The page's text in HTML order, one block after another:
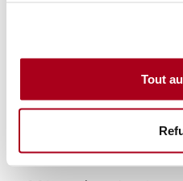
Tout
8.1 Consel Group AG
ou après le montage. Des
faire l’objet d’un accord
à payer par le client.